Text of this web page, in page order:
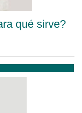
qué sirve?